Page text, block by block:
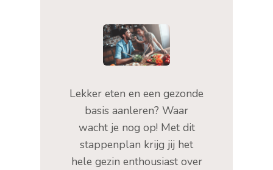
Lekker eten en een gezonde
basis aanleren? Waar
wacht je nog op! Met dit
stappenplan krijg jij het
hele gezin enthousiast over